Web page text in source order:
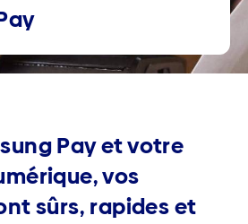
Pay et votre
vos
sûrs, rapides et